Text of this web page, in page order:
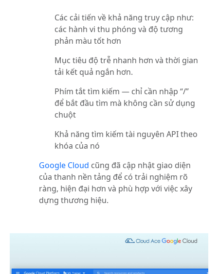
Các cải tiến về khả năng truy cập như:
các hành vi thu phóng và độ tương
phản màu tốt hơn
Mục tiêu độ trễ nhanh hơn và thời gian
tải kết quả ngắn hơn.
Phím tắt tìm kiếm — chỉ cần nhập “/”
để bắt đầu tìm mà không cần sử dụng
chuột
Khả năng tìm kiếm tài nguyên API theo
khóa của nó
Google Cloud cũng đã cập nhật giao diện
của thanh nền tảng để có trải nghiệm rõ
ràng, hiện đại hơn và phù hợp với việc xây
dựng thương hiệu.